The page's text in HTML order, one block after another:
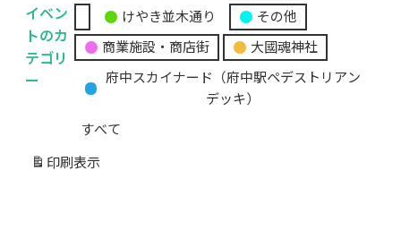
イベン
トのカ
テゴリ
ー
無
題
カ
ゴ
リ
けやき並木通り
その他
商業施設・商店街
大國魂神社
府中スカイナード（府中駅ペデストリアン
デッキ）
すべて
印刷 表示